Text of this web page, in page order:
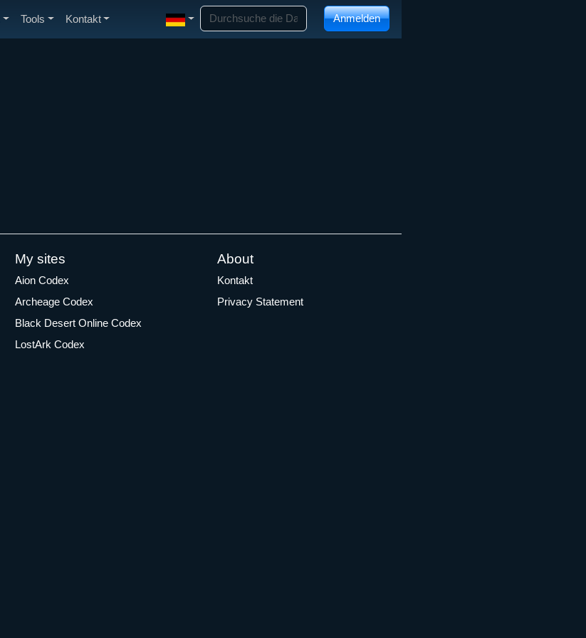
Tools Kontakt Anmelden
My sites
Aion Codex
Archeage Codex
Black Desert Online Codex
LostArk Codex
About
Kontakt
Privacy Statement